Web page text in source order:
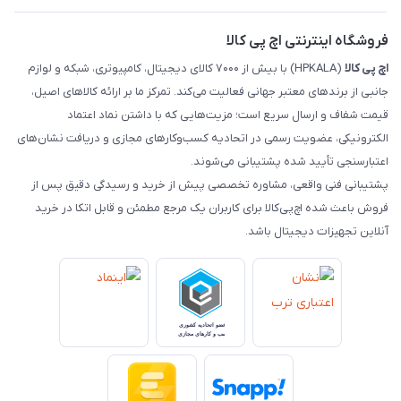
رهگیری مرسولات ماهکس
فروشگاه اینترنتی اچ پی کالا
اچ‌ پی‌ کالا
(HPKALA) با بیش از ۷۰۰۰ کالای دیجیتال، کامپیوتری، شبکه و لوازم
جانبی از برندهای معتبر جهانی فعالیت می‌کند. تمرکز ما بر ارائه کالاهای اصیل،
قیمت شفاف و ارسال سریع است؛ مزیت‌هایی که با داشتن نماد اعتماد
الکترونیکی، عضویت رسمی در اتحادیه کسب‌وکارهای مجازی و دریافت نشان‌های
اعتبارسنجی تأیید شده پشتیبانی می‌شوند.
پشتیبانی فنی واقعی، مشاوره تخصصی پیش از خرید و رسیدگی دقیق پس از
فروش باعث شده اچ‌پی‌کالا برای کاربران یک مرجع مطمئن و قابل اتکا در خرید
آنلاین تجهیزات دیجیتال باشد.